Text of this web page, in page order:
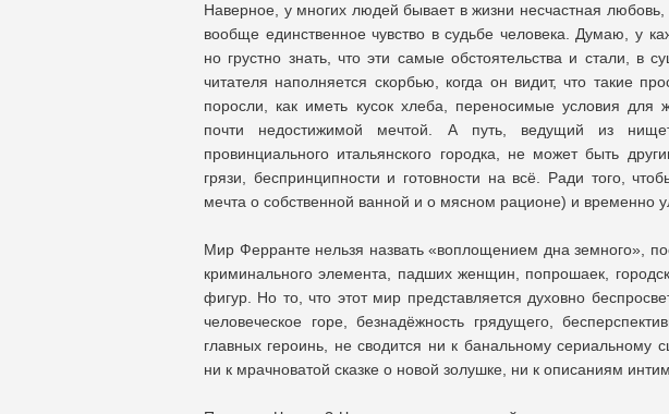
Наверное, у многих людей бывает в жизни несчастная любовь,
вообще единственное чувство в судьбе человека. Думаю, у
но грустно знать, что эти самые обстоятельства и стали, в
читателя наполняется скорбью, когда он видит, что такие
поросли, как иметь кусок хлеба, переносимые условия для
почти недостижимой мечтой. А путь, ведущий из
провинциального итальянского городка, не может быть
грязи, беспринципности и готовности на всё. Ради того,
мечта о собственной ванной и о мясном рационе) и временно
Мир Ферранте нельзя назвать «воплощением дна земного»,
криминального элемента, падших женщин, попрошаек,
фигур. Но то, что этот мир представляется духовно
человеческое горе, безнадёжность грядущего,
главных героинь, не сводится ни к банальному сериальному
ни к мрачноватой сказке о новой золушке, ни к описаниям